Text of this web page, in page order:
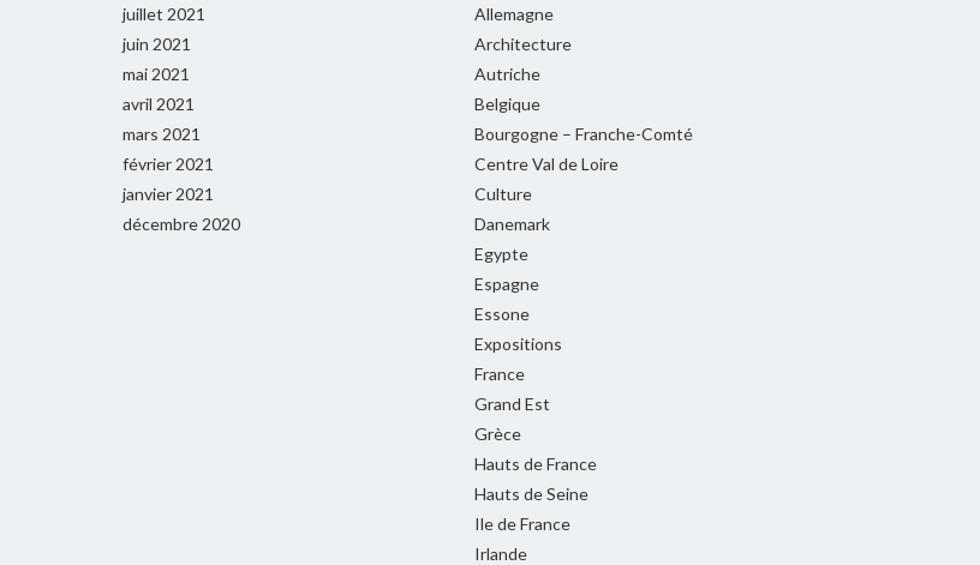
juillet 2021
juin 2021
mai 2021
avril 2021
mars 2021
février 2021
janvier 2021
décembre 2020
Allemagne
Architecture
Autriche
Belgique
Bourgogne – Franche-Comté
Centre Val de Loire
Culture
Danemark
Egypte
Espagne
Essone
Expositions
France
Grand Est
Grèce
Hauts de France
Hauts de Seine
Ile de France
Irlande